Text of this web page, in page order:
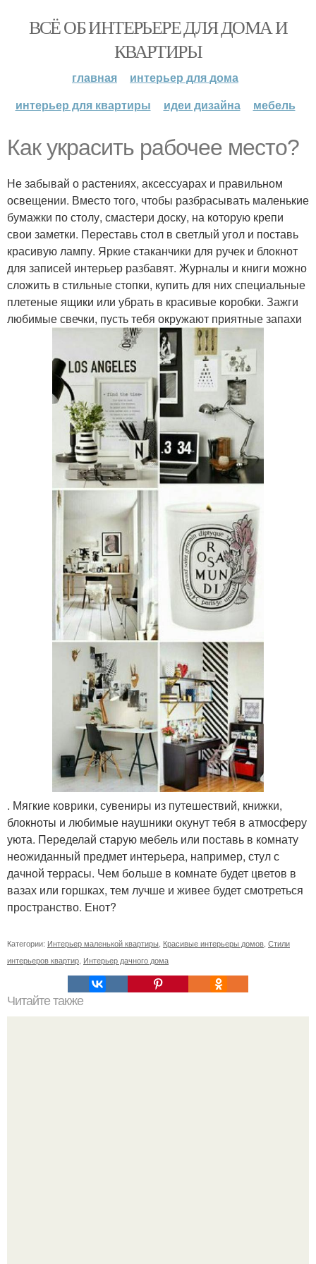
ВСЁ ОБ ИНТЕРЬЕРЕ ДЛЯ ДОМА И
КВАРТИРЫ
главная
интерьер для дома
интерьер для квартиры
идеи дизайна мебель
Как украсить рабочее место?
Не забывай о растениях, аксессуарах и правильном
освещении. Вместо того, чтобы разбрасывать маленькие
бумажки по столу, смастери доску, на которую крепи
свои заметки. Переставь стол в светлый угол и поставь
красивую лампу. Яркие стаканчики для ручек и блокнот
для записей интерьер разбавят. Журналы и книги можно
сложить в стильные стопки, купить для них специальные
плетеные ящики или убрать в красивые коробки. Зажги
любимые свечки, пусть тебя окружают приятные запахи
. Мягкие коврики, сувениры из путешествий, книжки,
блокноты и любимые наушники окунут тебя в атмосферу
уюта. Переделай старую мебель или поставь в комнату
неожиданный предмет интерьера, например, стул с
дачной террасы. Чем больше в комнате будет цветов в
вазах или горшках, тем лучше и живее будет смотреться
пространство. Енот?
Категории: Интерьер маленькой квартиры Красивые интерьеры домов Стили
интерьеров квартир Интерьер дачного дома
Читайте также